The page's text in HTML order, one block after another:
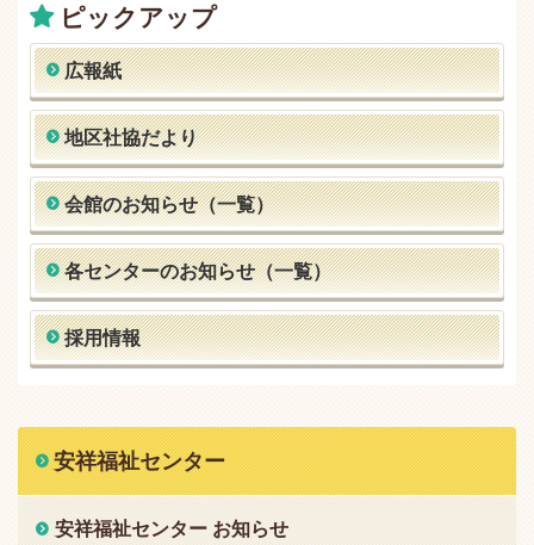
ピックアップ
広報紙
地区社協だより
会館のお知らせ（一覧）
各センターのお知らせ（一覧）
採用情報
安祥福祉センター
安祥福祉センター お知らせ